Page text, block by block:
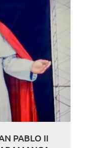
PABLO II